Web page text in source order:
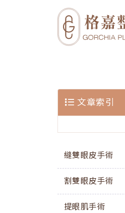
文章索引
縫雙眼皮手術
割雙眼皮手術
提眼肌手術